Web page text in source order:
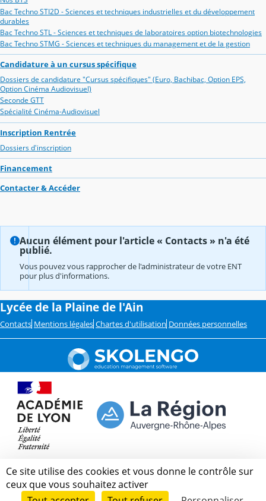
Bac Techno STI2D - Sciences et techniques industrielles et du développement
durables
Bac Techno STL - Sciences et techniques de laboratoires option biotechnologies
Bac Techno STMG - Sciences et techniques du management et de la gestion
Candidature à un cursus spécifique
Dossiers de candidature "Cursus spécifiques" (Euro, Bachibac, Option EPS,
Option Cinéma Audiovisuel)
Seconde GTT
Spécialité Cinéma-Audiovisuel
Inscription Rentrée
Dossiers d'inscription
Financement
Contacter & Accéder
Aucun élément pour l'article « Contacts » n'a été
publié.
Vous pouvez vous rapprocher de l'administrateur de votre ENT
pour plus d'informations.
Lycée de la Plaine de l'Ain
Contacts Mentions légales Chartes d'utilisation Données personnelles
Ce site utilise des cookies et vous donne le contrôle sur
ceux que vous souhaitez activer